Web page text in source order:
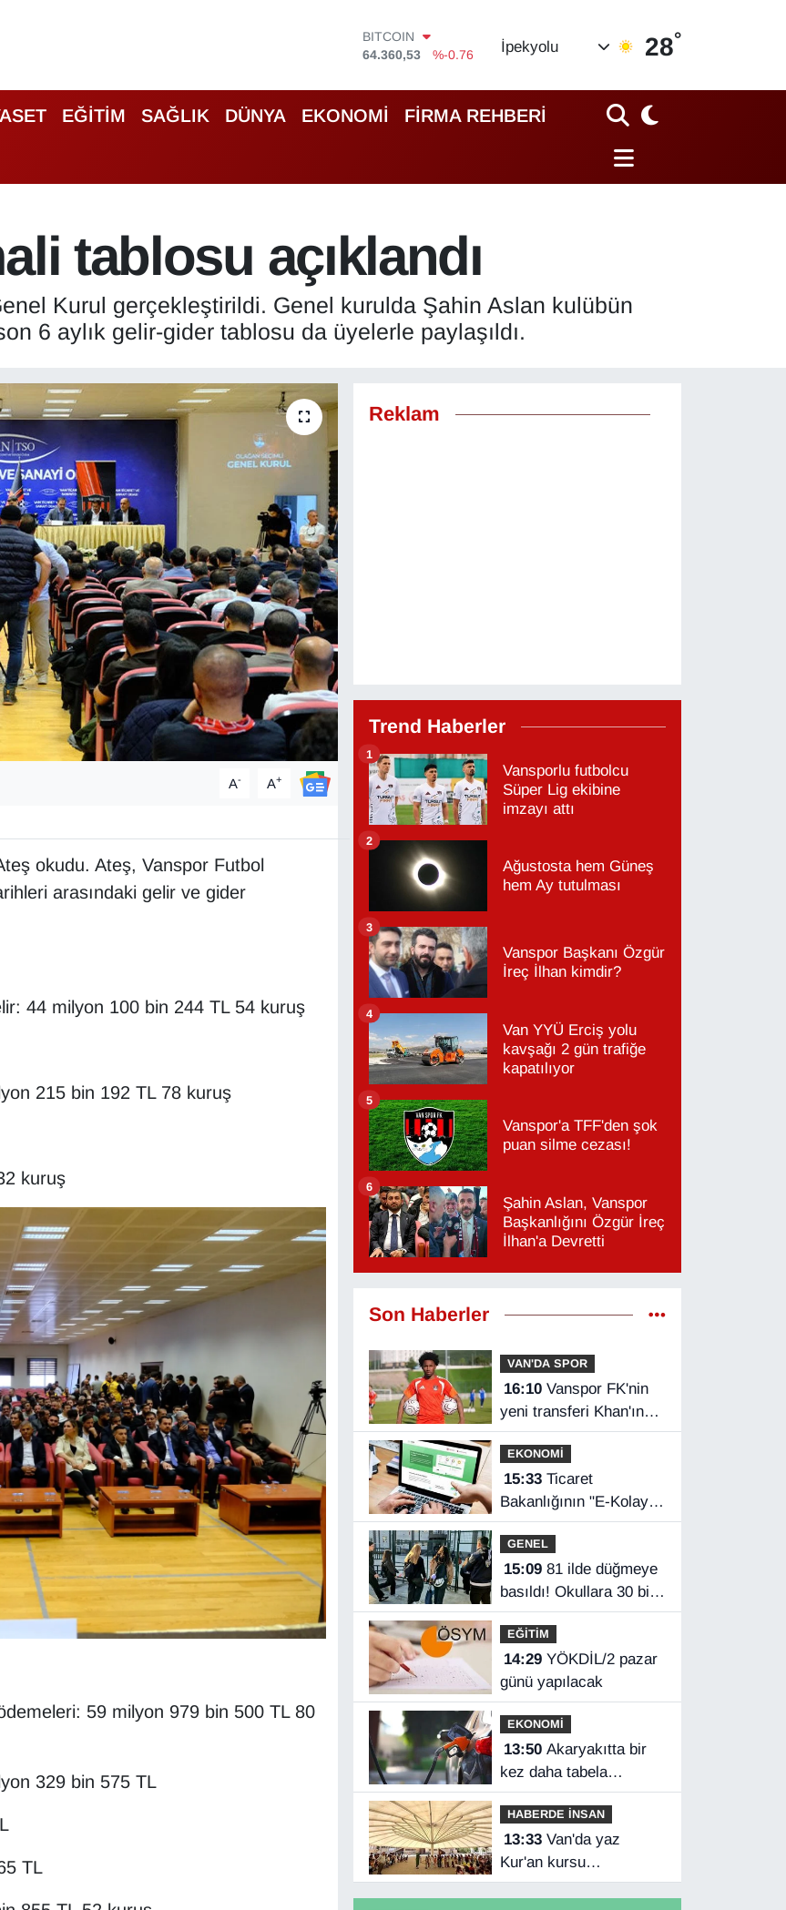
DOLAR
47,7069
%0.17
55,0265
%0.01
STERLİN
64,1897
%0.02
BİST100
64.360,53
%-0.76
İpekyolu 28°
EĞİTİM SAĞLIK DÜNYA EKONOMİ FİRMA REHBERİ
tablosu açıklandı
Kurul gerçekleştirildi. Genel kurulda Şahin Aslan kulübün
6 aylık gelir-gider tablosu da üyelerle paylaşıldı.
A- A+
okudu. Ateş, Vanspor Futbol
arasındaki gelir ve gider
44 milyon 100 bin 244 TL 54 kuruş
215 bin 192 TL 78 kuruş
kuruş
59 milyon 979 bin 500 TL 80
329 bin 575 TL
TL
Reklam
Trend Haberler
Vansporlu futbolcu
Süper Lig ekibine
imzayı attı
1
Ağustosta hem Güneş
hem Ay tutulması
2
Vanspor Başkanı Özgür
İreç İlhan kimdir?
3
Van YYÜ Erciş yolu
kavşağı 2 gün trafiğe
kapatılıyor
4
Vanspor'a TFF'den şok
puan silme cezası!
5
Şahin Aslan, Vanspor
Başkanlığını Özgür İreç
İlhan'a Devretti
6
Son Haberler
VAN'DA SPOR
16:10Vanspor FK'nin
yeni transferi Khan'ın
Türkiye mutluluğu
EKONOMİ
15:33Ticaret
Bakanlığının "E-Kolay
İhracat Platformu"na
ödül
GENEL
15:0981 ilde düğmeye
basıldı! Okullara 30 bin
yeni güvenlik görevlisi
EĞİTİM
14:29YÖKDİL/2 pazar
günü yapılacak
EKONOMİ
13:50Akaryakıtta bir
kez daha tabela
değişecek
HABERDE İNSAN
13:33Van'da yaz
Kur'an kursu
öğrencilerine eğitici